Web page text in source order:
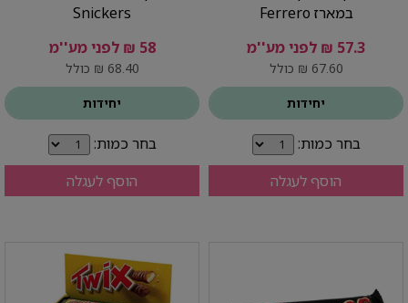
במארז Ferrero
57.3 ₪ לפני מע''מ
67.60 ₪ כולל
יחידות
בחר כמות:
הוסף לעגלה
Snickers
58 ₪ לפני מע''מ
68.40 ₪ כולל
יחידות
בחר כמות:
הוסף לעגלה